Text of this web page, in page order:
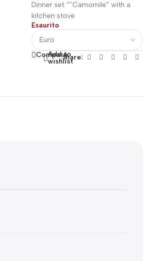
Dinner set “”Camomile” with a
kitchen stove
Esaurito
Compare
Add to
wishlistShare: